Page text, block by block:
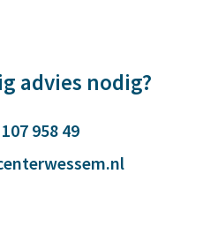
advies nodig?
958 49